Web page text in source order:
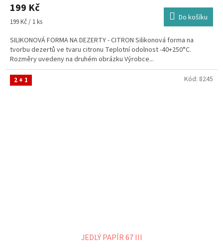
199 Kč
Měrná
199 Kč / 1 ks Do košíku
SILIKONOVÁ FORMA NA DEZERTY - CITRON Silikonová forma na
tvorbu dezertů ve tvaru citronu Teplotní odolnost -40+250°C.
Rozměry uvedeny na druhém obrázku Výrobce...
2 + 1
JEDLÝ PAPÍR 67 III
Kód: 8245